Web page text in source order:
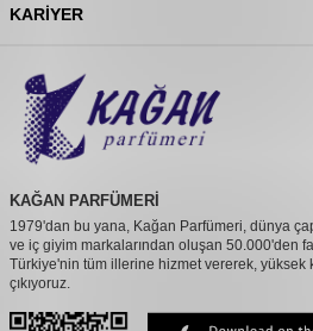
KARIYER
KAĞAN PARFÜMERİ
1979'dan bu yana, Kağan Parfümeri, dünya
ve iç giyim markalarından oluşan 50.000'den
Türkiye'nin tüm illerine hizmet vererek, yüksek
çıkıyoruz.